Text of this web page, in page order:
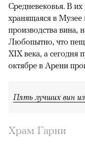
Средневековья. В
хранящаяся в Музее
производства вина,
Любопытно, что
XIX века, а сегодня
октябре в Арени
Пять лучших вин
Храм Гарни